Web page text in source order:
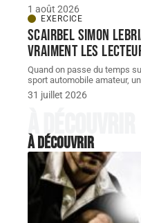
1 août 2026
EXERCICE
Scairbel Simon
vraiment les
Quand on passe du temps
sport automobile amateur, un
31 juillet 2026
À découvrir
À découvrir